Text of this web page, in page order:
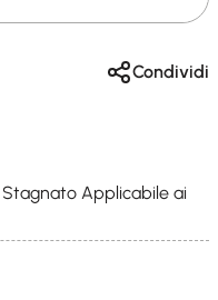
Condividi
Stagnato Applicabile ai